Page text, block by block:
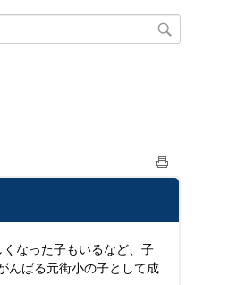
なった子もいるなど、子
んばる元街小の子として成